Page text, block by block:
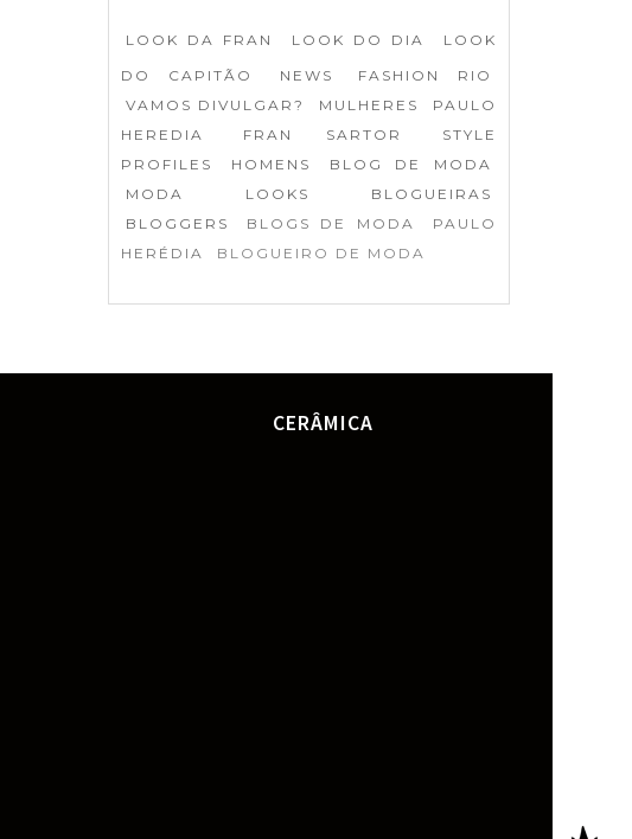
LOOK DA FRAN LOOK DO DIA
LOOK
DO CAPITÃO
NEWS
FASHION RIO
VAMOS DIVULGAR?
MULHERES
PAULO
HEREDIA
FRAN SARTOR
STYLE
PROFILES
HOMENS
BLOG DE MODA
MODA
LOOKS
BLOGUEIRAS
BLOGGERS
BLOGS DE MODA
PAULO
HERÉDIA
BLOGUEIRO DE MODA
CERÂMICA